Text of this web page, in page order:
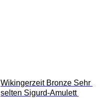
Wikingerzeit Bronze Sehr
selten Sigurd-Amulett